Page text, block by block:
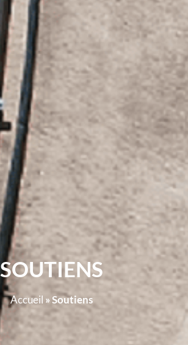
SOUTIENS
Accueil »Soutiens